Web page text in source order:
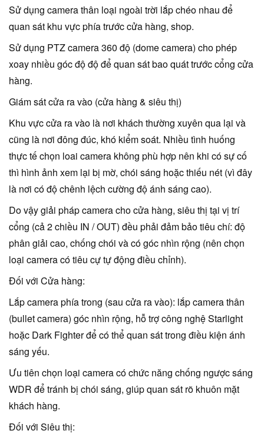
Sử dụng camera thân loại ngoài trời lắp chéo nhau để
quan sát khu vực phía trước cửa hàng, shop.
Sử dụng PTZ camera 360 độ (dome camera) cho phép
xoay nhiều góc độ độ để quan sát bao quát trước cổng cửa
hàng.
Giám sát cửa ra vào (cửa hàng & siêu thị)
Khu vực cửa ra vào là nơi khách thường xuyên qua lại và
cũng là nơi đông đúc, khó kiểm soát. Nhiều tình huống
thực tế chọn loai camera không phù hợp nên khi có sự cố
thì hình ảnh xem lại bị mờ, chói sáng hoặc thiếu nét (vì đây
là nơi có độ chênh lệch cường độ ánh sáng cao).
Do vậy giải pháp camera cho cửa hàng, siêu thị tại vị trí
cổng (cả 2 chiều IN / OUT) đều phải đảm bảo tiêu chí: độ
phân giải cao, chống chói và có góc nhìn rộng (nên chọn
loại camera có tiêu cự tự động điều chỉnh).
Đối với Cửa hàng:
Lắp camera phía trong (sau cửa ra vào): lắp camera thân
(bullet camera) góc nhìn rộng, hỗ trợ công nghệ Starlight
hoặc Dark Fighter để có thể quan sát trong điều kiện ánh
sáng yếu.
Ưu tiên chọn loại camera có chức năng chống ngược sáng
WDR để tránh bị chói sáng, giúp quan sát rõ khuôn mặt
khách hàng.
Đối với Siêu thị: